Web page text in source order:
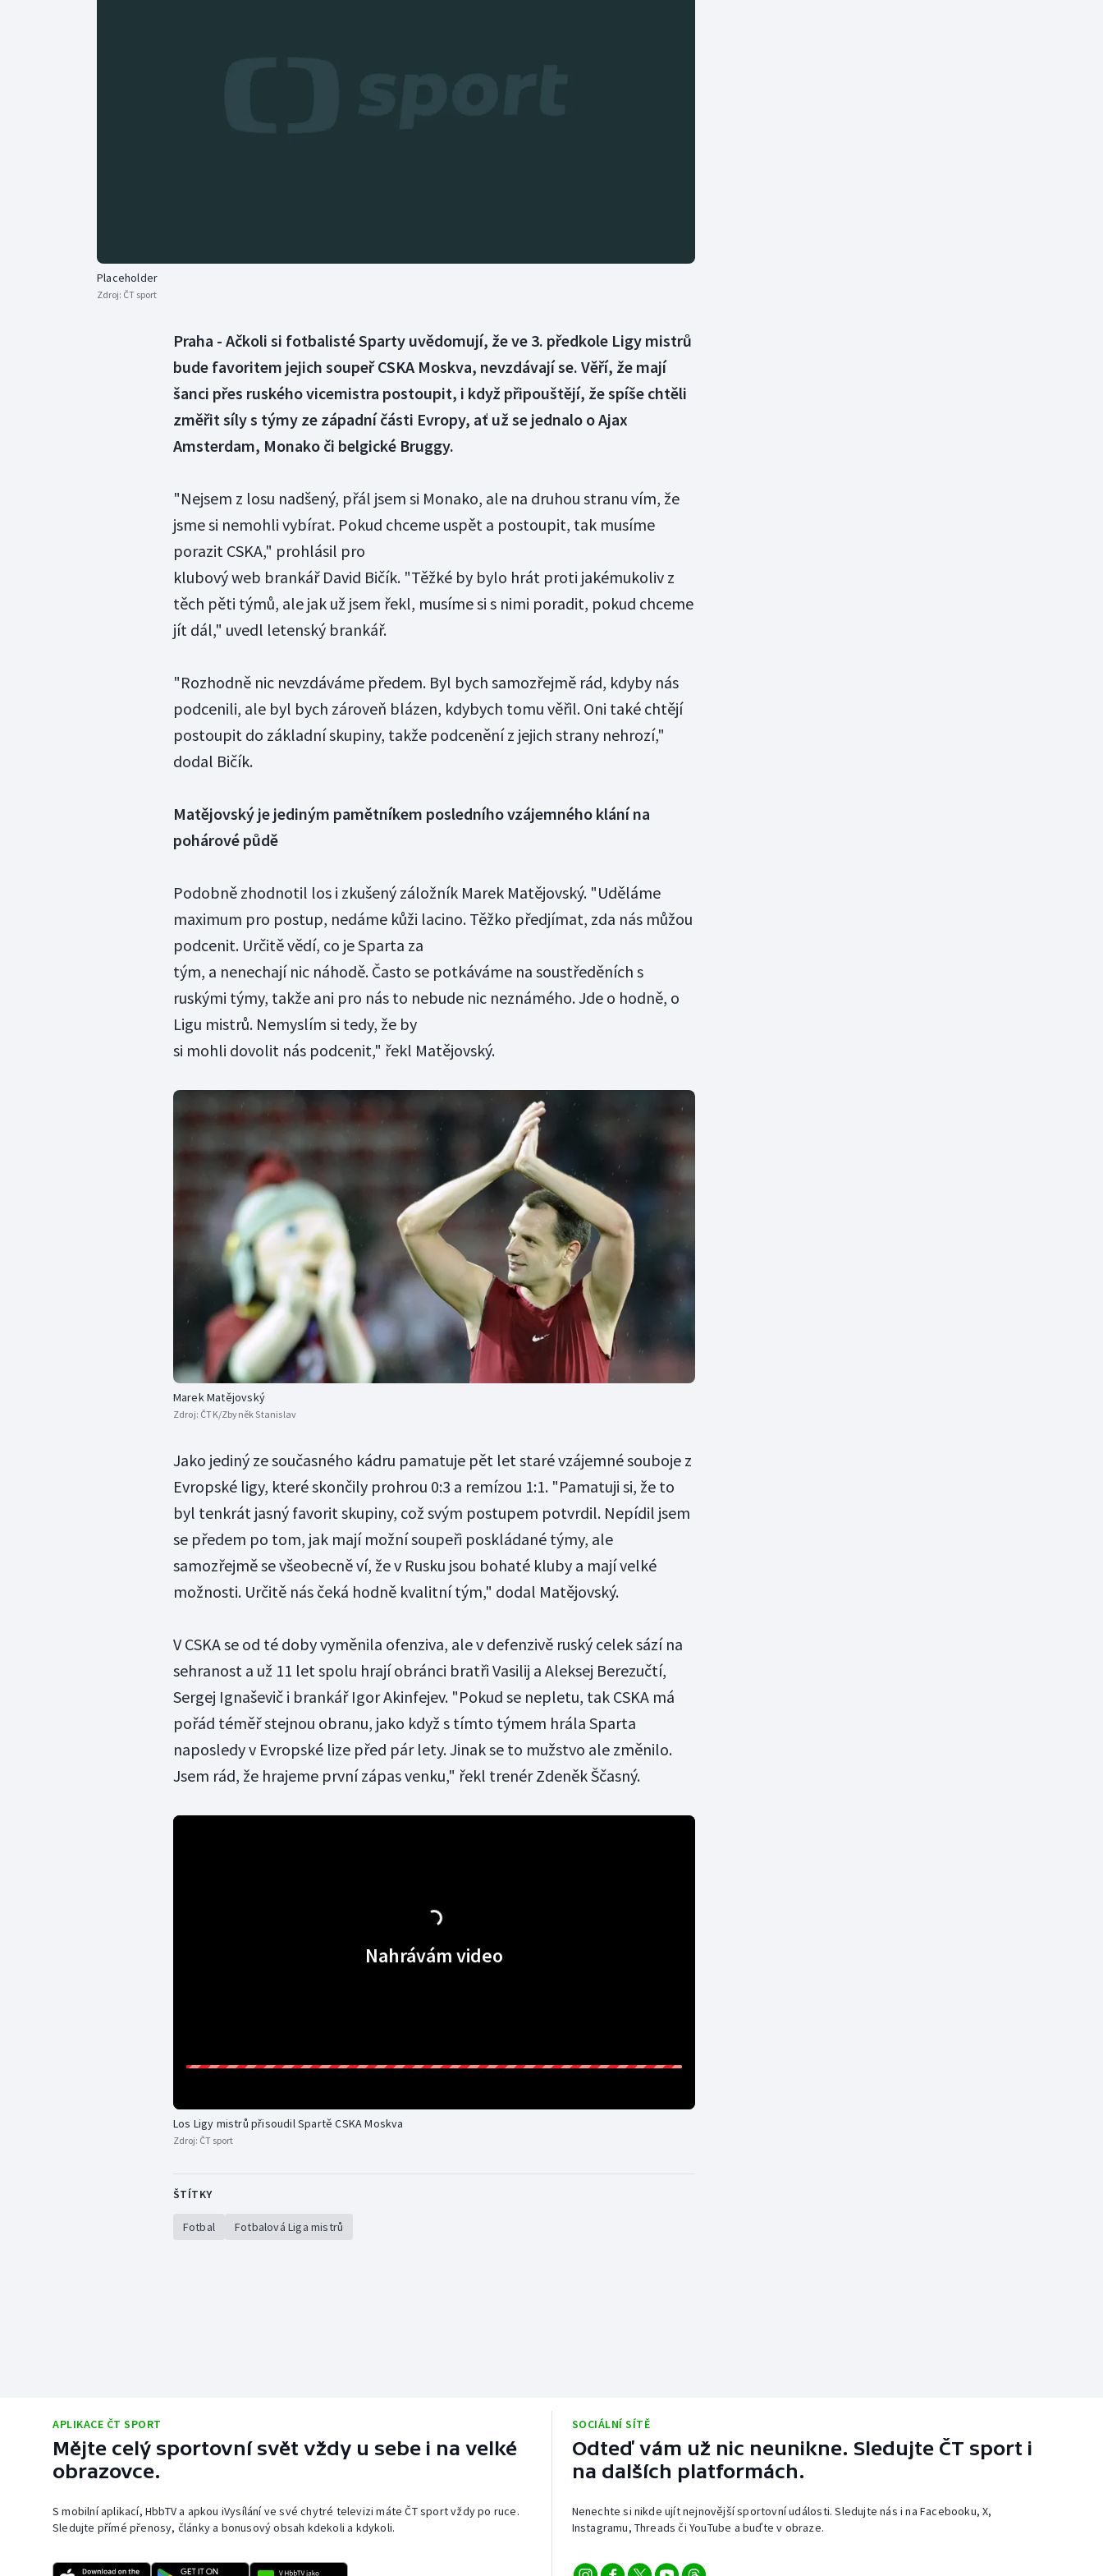
Placeholder
Zdroj: ČT sport
Praha - Ačkoli si fotbalisté Sparty uvědomují, že ve 3. předkole Ligy mistrů
bude favoritem jejich soupeř CSKA Moskva, nevzdávají se. Věří, že mají
šanci přes ruského vicemistra postoupit, i když připouštějí, že spíše chtěli
změřit síly s týmy ze západní části Evropy, ať už se jednalo o Ajax
Amsterdam, Monako či belgické Bruggy.
"Nejsem z losu nadšený, přál jsem si Monako, ale na druhou stranu vím, že
jsme si nemohli vybírat. Pokud chceme uspět a postoupit, tak musíme
porazit CSKA," prohlásil pro
klubový web brankář David Bičík. "Těžké by bylo hrát proti jakémukoliv z
těch pěti týmů, ale jak už jsem řekl, musíme si s nimi poradit, pokud chceme
jít dál," uvedl letenský brankář.
"Rozhodně nic nevzdáváme předem. Byl bych samozřejmě rád, kdyby nás
podcenili, ale byl bych zároveň blázen, kdybych tomu věřil. Oni také chtějí
postoupit do základní skupiny, takže podcenění z jejich strany nehrozí,"
dodal Bičík.
Matějovský je jediným pamětníkem posledního vzájemného klání na
pohárové půdě
Podobně zhodnotil los i zkušený záložník Marek Matějovský. "Uděláme
maximum pro postup, nedáme kůži lacino. Těžko předjímat, zda nás můžou
podcenit. Určitě vědí, co je Sparta za
tým, a nenechají nic náhodě. Často se potkáváme na soustředěních s
ruskými týmy, takže ani pro nás to nebude nic neznámého. Jde o hodně, o
Ligu mistrů. Nemyslím si tedy, že by
si mohli dovolit nás podcenit," řekl Matějovský.
Marek Matějovský
Zdroj: ČTK/Zbyněk Stanislav
Jako jediný ze současného kádru pamatuje pět let staré vzájemné souboje z
Evropské ligy, které skončily prohrou 0:3 a remízou 1:1. "Pamatuji si, že to
byl tenkrát jasný favorit skupiny, což svým postupem potvrdil. Nepídil jsem
se předem po tom, jak mají možní soupeři poskládané týmy, ale
samozřejmě se všeobecně ví, že v Rusku jsou bohaté kluby a mají velké
možnosti. Určitě nás čeká hodně kvalitní tým," dodal Matějovský.
V CSKA se od té doby vyměnila ofenziva, ale v defenzivě ruský celek sází na
sehranost a už 11 let spolu hrají obránci bratři Vasilij a Aleksej Berezučtí,
Sergej Ignaševič i brankář Igor Akinfejev. "Pokud se nepletu, tak CSKA má
pořád téměř stejnou obranu, jako když s tímto týmem hrála Sparta
naposledy v Evropské lize před pár lety. Jinak se to mužstvo ale změnilo.
Jsem rád, že hrajeme první zápas venku," řekl trenér Zdeněk Ščasný.
Nahrávám video
Los Ligy mistrů přisoudil Spartě CSKA Moskva
Zdroj: ČT sport
ŠTÍTKY
Fotbal Fotbalová Liga mistrů
APLIKACE ČT SPORT
Mějte celý sportovní svět vždy u sebe i na velké
obrazovce.
S mobilní aplikací, HbbTV a apkou iVysílání ve své chytré televizi máte ČT sport vždy po ruce.
Sledujte přímé přenosy, články a bonusový obsah kdekoli a kdykoli.
SOCIÁLNÍ SÍTĚ
Odteď vám už nic neunikne. Sledujte ČT sport i
na dalších platformách.
Nenechte si nikde ujít nejnovější sportovní události. Sledujte nás i na Facebooku, X,
Instagramu, Threads či YouTube a buďte v obraze.